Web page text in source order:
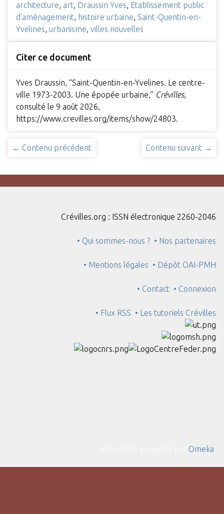
architecture, art, Draussin Yves, Etablissement public
d'aménagement, histoire urbaine, Saint-Quentin-en-
Yvelines, urbanisme, villes nouvelles
Citer ce document
Yves Draussin, “Saint-Quentin-en-Yvelines. Le centre-
ville 1973-2003. Une épopée urbaine,” Crévilles,
consulté le 9 août 2026,
https://www.crevilles.org/items/show/24803.
← Contenu précédent Contenu suivant →
Crévilles.org : ISSN électronique 2260-2046
• Qui sommes-nous ? • Nos partenaires
• Mentions légales • Dépôt OAI-PMH
• Contact • Connexion
• Flux RSS • Les tutoriels Crévilles
Omeka